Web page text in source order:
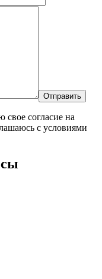
Отправить
согласие на
с условиями